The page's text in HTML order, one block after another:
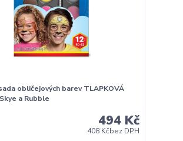
obličejových barev TLAPKOVÁ
a Rubble
494 Kč
408 Kčbez DPH